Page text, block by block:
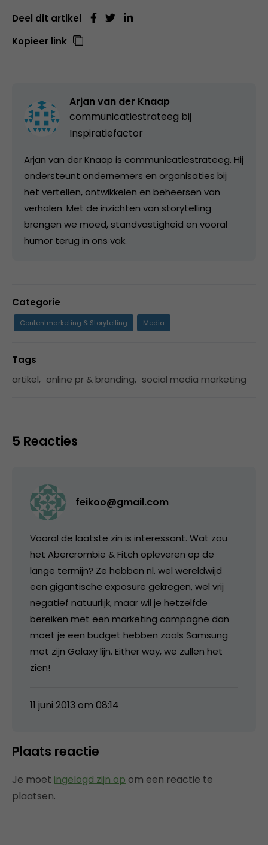
Deel dit artikel
Kopieer link
Arjan van der Knaap
communicatiestrateeg bij
Inspiratiefactor
Arjan van der Knaap is communicatiestrateeg. Hij
ondersteunt ondernemers en organisaties bij
het vertellen, ontwikkelen en beheersen van
verhalen. Met de inzichten van storytelling
brengen we moed, standvastigheid en vooral
humor terug in ons vak.
Categorie
Contentmarketing & Storytelling Media
Tags
artikel, online pr & branding, social media marketing
5 Reacties
feikoo@gmail.com
Vooral de laatste zin is interessant. Wat zou
het Abercrombie & Fitch opleveren op de
lange termijn? Ze hebben nl. wel wereldwijd
een gigantische exposure gekregen, wel vrij
negatief natuurlijk, maar wil je hetzelfde
bereiken met een marketing campagne dan
moet je een budget hebben zoals Samsung
met zijn Galaxy lijn. Either way, we zullen het
zien!
11 juni 2013 om 08:14
Plaats reactie
Je moet ingelogd zijn op om een reactie te
plaatsen.